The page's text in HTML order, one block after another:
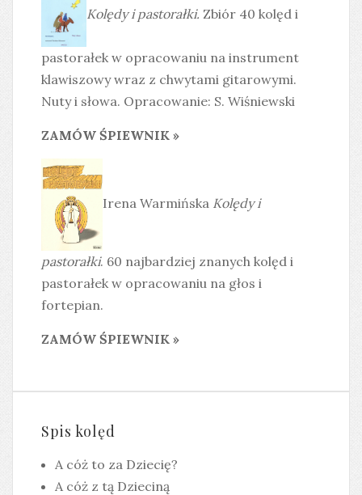
Kolędy i pastorałki. Zbiór 40 kolęd i
pastorałek w opracowaniu na instrument
klawiszowy wraz z chwytami gitarowymi.
Nuty i słowa. Opracowanie: S. Wiśniewski
ZAMÓW ŚPIEWNIK »
Irena Warmińska Kolędy i
pastorałki. 60 najbardziej znanych kolęd i
pastorałek w opracowaniu na głos i
fortepian.
ZAMÓW ŚPIEWNIK »
Spis kolęd
A cóż to za Dziecię?
A cóż z tą Dzieciną